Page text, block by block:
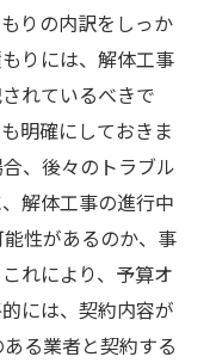
りの内訳をしっか
りには、解体工事
れているべきで
明確にしておきま
、後々のトラブル
解体工事の進行中
性があるのか、事
れにより、予算オ
には、契約内容が
る業者と契約する